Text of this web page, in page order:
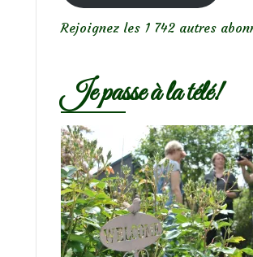
Rejoignez les 1 742 autres
Je passe à la télé!